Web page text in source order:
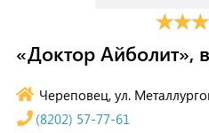
«Доктор Айболит»,
Череповец, ул.
(8202) 57-77-61